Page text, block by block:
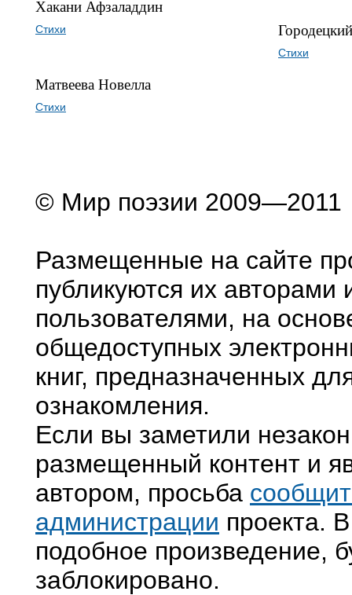
Хакани Афзаладдин
Стихи
Матвеева Новелла
Стихи
Стихи
© Мир поэзии 2009—2011
Размещенные на сайте
публикуются их авторами
пользователями, на
общедоступных
книг, предназначенных
ознакомления.
Если вы заметили
размещенный контент и
автором, просьба
администрации проекта.
подобное произведение,
заблокировано.